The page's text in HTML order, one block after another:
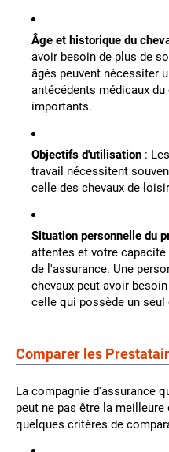
Âge et historique du
avoir besoin de plus de
âgés peuvent nécessiter
antécédents médicaux
importants.
Objectifs d'utilisation :
travail nécessitent
celle des chevaux de
Situation personnelle du
attentes et votre
de l'assurance. Une
chevaux peut avoir
celle qui possède un seul
Comparer les
La compagnie d'assurance
peut ne pas être la
quelques critères de